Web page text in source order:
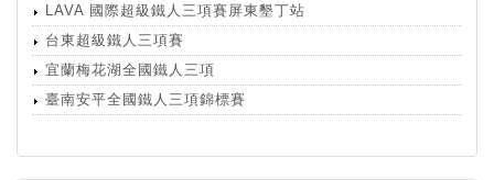
LAVA 國際超級鐵人三項賽屏東墾丁站
台東超級鐵人三項賽
宜蘭梅花湖全國鐵人三項
臺南安平全國鐵人三項錦標賽